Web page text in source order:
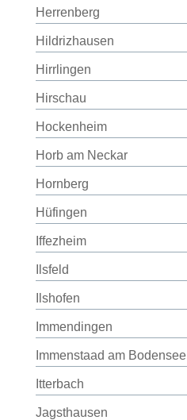
Herrenberg
Hildrizhausen
Hirrlingen
Hirschau
Hockenheim
Horb am Neckar
Hornberg
Hüfingen
Iffezheim
Ilsfeld
Ilshofen
Immendingen
Immenstaad am Bodensee
Itterbach
Jagsthausen